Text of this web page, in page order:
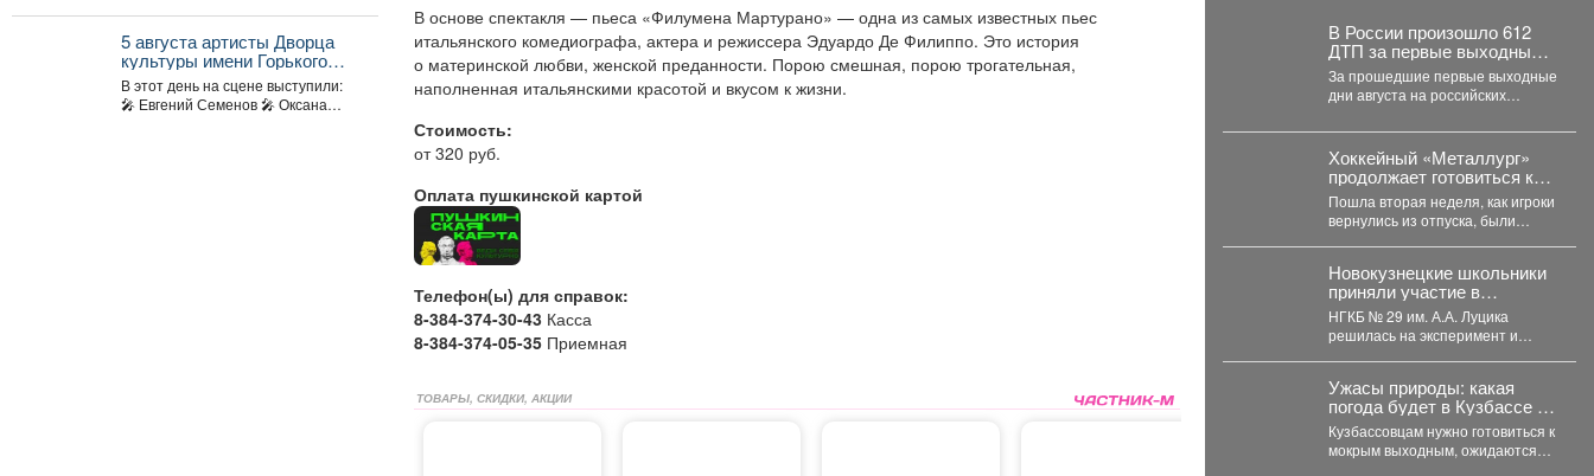
В основе спектакля — пьеса «Филумена Мартурано» — одна из самых известных пьес
итальянского комедиографа, актера и режиссера Эдуардо Де Филиппо. Это история
о материнской любви, женской преданности. Порою смешная, порою трогательная,
наполненная итальянскими красотой и вкусом к жизни.
Стоимость:
от 320 руб.
Оплата пушкинской картой
Телефон(ы) для справок:
8-384-374-30-43Касса
8-384-374-05-35Приемная
ТОВАРЫ, СКИДКИ, АКЦИИ
5 августа артисты Дворца
культуры имени Горького
провели выездной концерт в
реабилитационном центре
«Топаз».
В этот день на сцене выступили:
🎤 Евгений Семенов 🎤 Оксана
В России произошло 612
ДТП за первые выходные
августа
За прошедшие первые выходные
дни августа на российских
в которых погибли...
Хоккейный «Металлург»
продолжает готовиться к
предстоящему сезону.
Пошла вторая неделя, как игроки
вернулись из отпуска, были
Новокузнецкие школьники
приняли участие в
эксперименте
НГКБ № 29 им. А.А. Луцика
решилась на эксперимент и
Ужасы природы: какая
погода будет в Кузбассе на
выходных
Кузбассовцам нужно готовиться к
мокрым выходным, ожидаются